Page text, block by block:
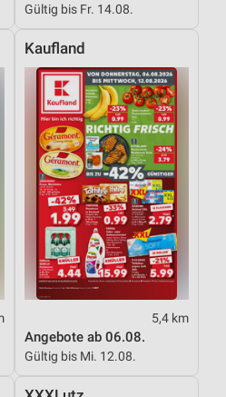
Gültig bis Fr. 14.08.
Kaufland
5,4 km
Angebote ab 06.08.
Gültig bis Mi. 12.08.
zur Auswahl von
Auswahl
Personalisierung
Auswahl
Inhalten
Statistiken oder
verschiedenen